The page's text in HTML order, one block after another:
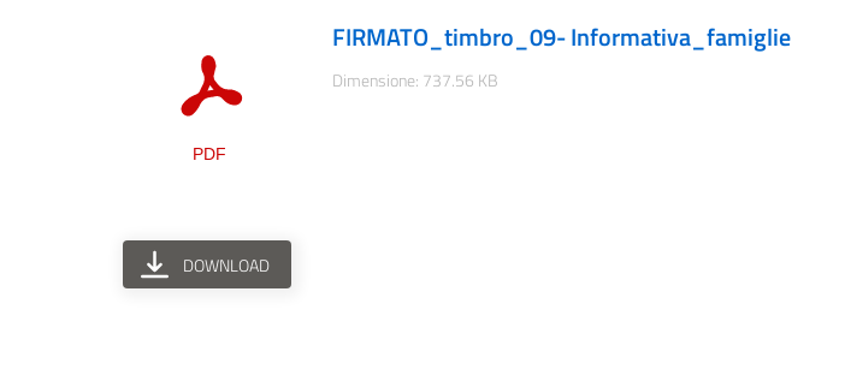
FIRMATO_timbro_09- Informativa_famiglie
Dimensione: 737.56 KB
DOWNLOAD